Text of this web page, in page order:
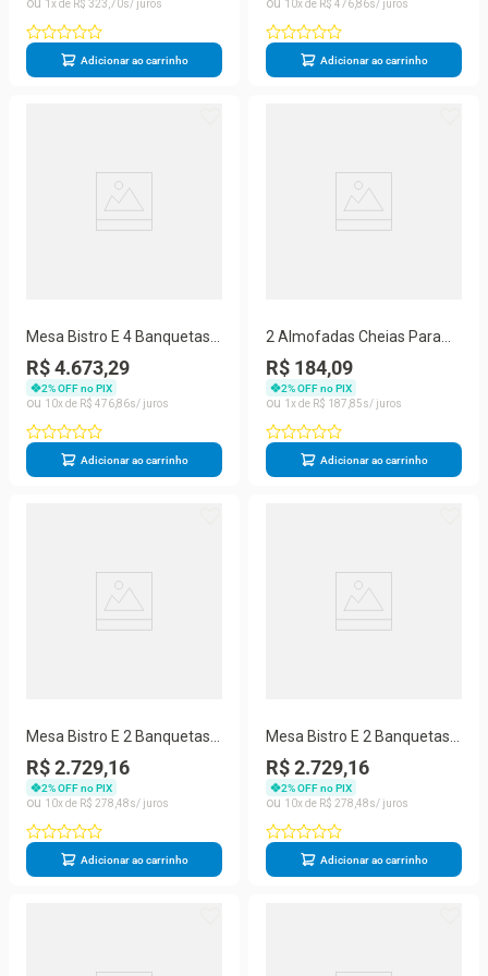
1 R$ 323 70
Adicionar ao carrinho
10 R$ 47686
Adicionar ao carrinho
Mesa Bistro E 4 Banquetas
Roma Marrom Corda
Náutica 11 Terra Cota
R$ 4.673,29
2% OFF no PIX
10
R$ 47686
Adicionar ao carrinho
2 Almofadas Cheias Para
Sofá Decorativas
Impermeáveis Grande Floral
Verde
R$ 184,09
2% OFF no PIX
1
R$ 187 85
Adicionar ao carrinho
Mesa Bistro E 2 Banquetas
Roma Fendi Corda Náutica
13 Preta
R$ 2.729,16
2% OFF no PIX
10
R$ 278 48
Adicionar ao carrinho
Mesa Bistro E 2 Banquetas
Roma Preta Corda Náutica
13 Trama Preta
R$ 2.729,16
2% OFF no PIX
10
R$ 278 48
Adicionar ao carrinho